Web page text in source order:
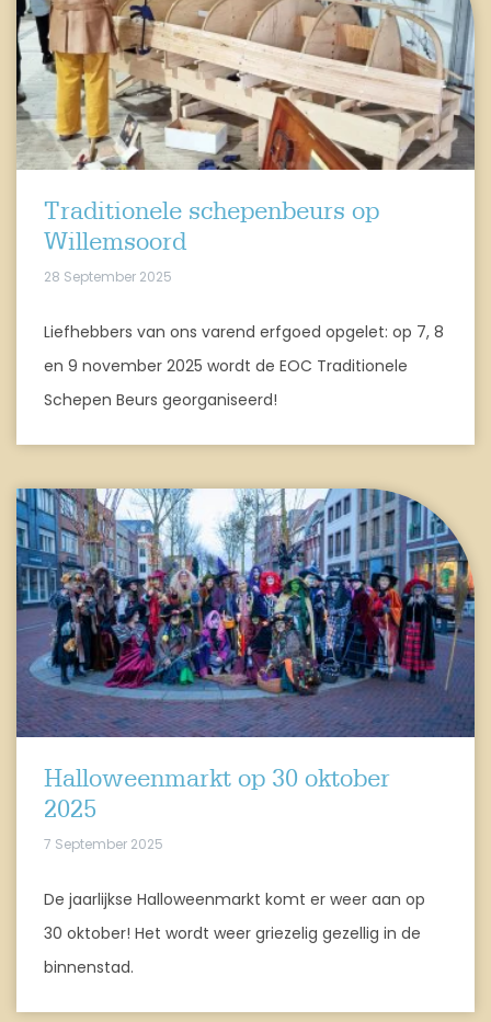
Traditionele schepenbeurs op
Willemsoord
28 September 2025
Liefhebbers van ons varend erfgoed opgelet: op 7, 8
en 9 november 2025 wordt de EOC Traditionele
Schepen Beurs georganiseerd!
Halloweenmarkt op 30 oktober
2025
7 September 2025
De jaarlijkse Halloweenmarkt komt er weer aan op
30 oktober! Het wordt weer griezelig gezellig in de
binnenstad.